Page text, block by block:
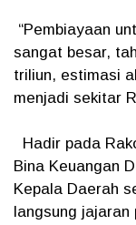
“Pembiayaan
sangat besar,
triliun, estimasi
menjadi sekitar
Hadir pada
Bina Keuangan
Kepala Daerah
langsung jajaran